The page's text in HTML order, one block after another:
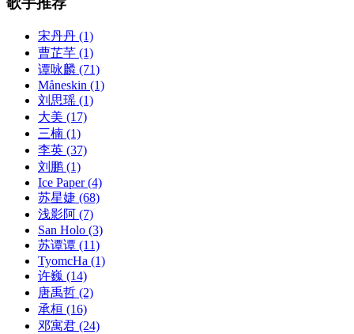
宋丹丹 (1)
曹芷芊 (1)
谭咏麟 (71)
Måneskin (1)
刘思瑶 (1)
大美 (17)
三楠 (1)
李英 (37)
刘鹏 (1)
Ice Paper(4)
苏星婕 (68)
浅影阿 (7)
San Holo (3)
苏谭谭 (11)
TyomcHa (1)
许巍 (14)
唐禹哲 (2)
承桓 (16)
邓寓君 (24)